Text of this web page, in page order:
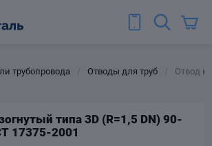
трубопровода Отводы для труб Отвод
типа 3D (R=1,5 DN) 90-
17375-2001